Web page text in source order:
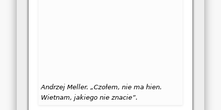
Andrzej Meller. „Czołem, nie ma hien.
Wietnam, jakiego nie znacie”.